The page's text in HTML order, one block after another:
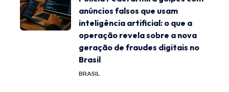
anúncios falsos que usam
inteligência artificial: o que a
operação revela sobre a nova
geração de fraudes digitais no
Brasil
BRASIL